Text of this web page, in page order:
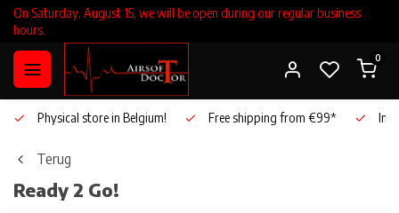
On Saturday, August 15, we will be open during our regular business
hours.
0
Physical store in Belgium! Free shipping from €99*
Terug
Ready 2 Go!